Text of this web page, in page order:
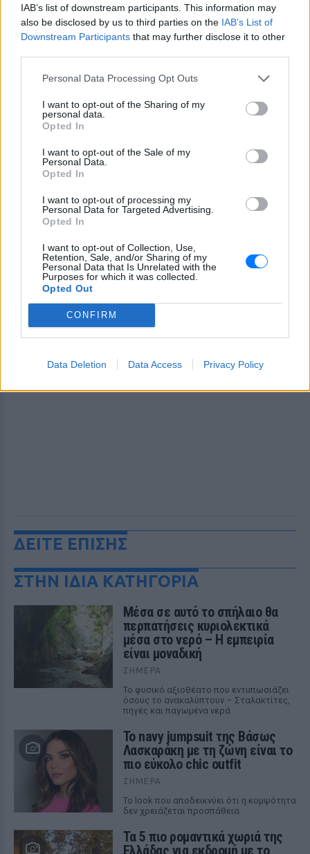
IAB’s list of downstream participants. This information may
also be disclosed by us to third parties on the IAB’s List of
Downstream Participants that may further disclose it to other
Personal Data Processing Opt Outs
I want to opt-out of the Sharing of my
personal data.
Opted In
I want to opt-out of the Sale of my
Personal Data.
Opted In
I want to opt-out of processing my
Personal Data for Targeted Advertising.
Opted In
I want to opt-out of Collection, Use,
Retention, Sale, and/or Sharing of my
Personal Data that Is Unrelated with the
Purposes for which it was collected.
Opted Out
CONFIRM
Data Deletion Data Access Privacy Policy
Ακολουθήστε το E-Radio.gr στο
Google News
και μάθετε πρώτοιτα πιο hot νέα.
Εσύ μπήκες στο E-Daily.gr; Τα νέα της ημέρας
και ότι σου κάνει κλικ!
Ακολουθήστε το E-Radio.gr και στο Instagram
ΔΙΑΦΗΜΙΣΗ
ΔΕΙΤΕ ΕΠΙΣΗΣ
ΣΤΗΝ ΙΔΙΑ ΚΑΤΗΓΟΡΙΑ
Μέσα σε αυτό το σπήλαιο θα
περπατήσεις κυριολεκτικά
μέσα στο νερό – Η εμπειρία
είναι μοναδική
ΣΉΜΕΡΑ
Το φυσικό αξιοθέατο που εντυπωσιάζει
όσους το ανακαλύπτουν – Σταλακτίτες,
πηγές και παγωμένα νερά
Το navy jumpsuit της Βάσως
Λασκαράκη με τη ζώνη είναι το
πιο εύκολο chic outfit
ΣΉΜΕΡΑ
Το look που αποδεικνύει ότι η κομψότητα
δεν χρειάζεται προσπάθεια
Τα 5 πιο ρομαντικά χωριά της
Ελλάδας για εκδρομή με το